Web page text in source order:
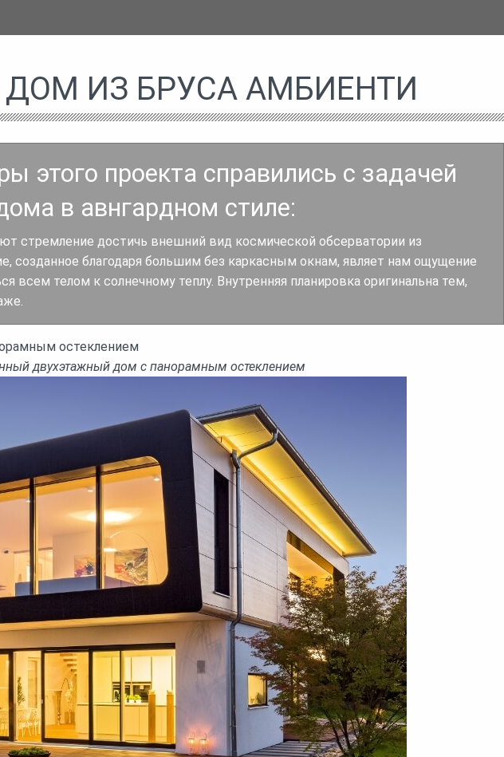
ИЗ БРУСА АМБИЕНТИ
этого проекта справились с задачей
в авнгардном стиле:
стремление достичь внешний вид космической обсерватории из
созданное благодаря большим без каркасным окнам, являет нам ощущение
всем телом к солнечному теплу. Внутренняя планировка оригинальна тем,
двухэтажный дом с панорамным остеклением